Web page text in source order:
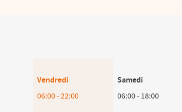
Horaires
d'aujourd'hui
Vendredi
06:00-22:00
Samedi
06:00- 18:00